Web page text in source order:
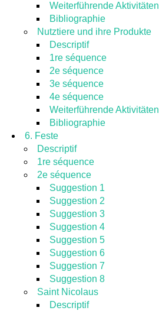
Weiterführende Aktivitäten
Bibliographie
Nutztiere und ihre Produkte
Descriptif
1re séquence
2e séquence
3e séquence
4e séquence
Weiterführende Aktivitäten
Bibliographie
6. Feste
Descriptif
1re séquence
2e séquence
Suggestion 1
Suggestion 2
Suggestion 3
Suggestion 4
Suggestion 5
Suggestion 6
Suggestion 7
Suggestion 8
Saint Nicolaus
Descriptif